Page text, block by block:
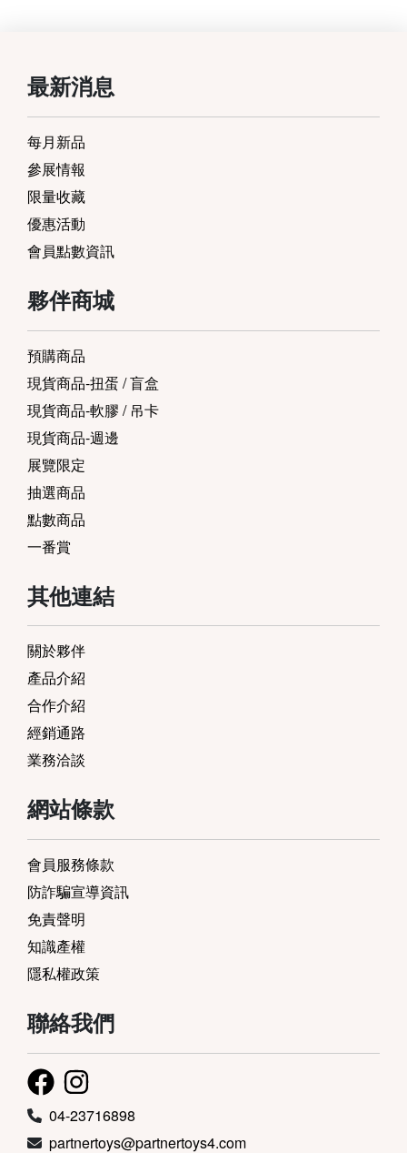
最新消息
每月新品
參展情報
限量收藏
優惠活動
會員點數資訊
夥伴商城
預購商品
現貨商品-扭蛋 / 盲盒
現貨商品-軟膠 / 吊卡
現貨商品-週邊
展覽限定
抽選商品
點數商品
一番賞
其他連結
關於夥伴
產品介紹
合作介紹
經銷通路
業務洽談
網站條款
會員服務條款
防詐騙宣導資訊
免責聲明
知識產權
隱私權政策
聯絡我們
04-23716898
partnertoys@partnertoys4.com